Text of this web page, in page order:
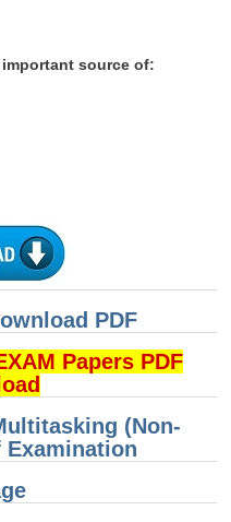
source of:
PDF
Papers PDF
(Non-
Examination